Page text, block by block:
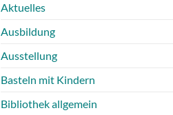
Aktuelles
Ausbildung
Ausstellung
Basteln mit Kindern
Bibliothek allgemein